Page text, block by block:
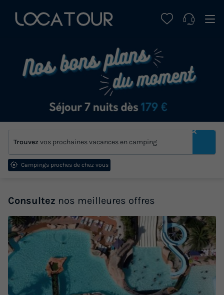
Trouvez vos prochaines vacances en camping
Campings proches de chez vous
Consultez nos meilleures offres